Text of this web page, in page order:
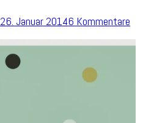
26. Januar 20146 Kommentare
A-